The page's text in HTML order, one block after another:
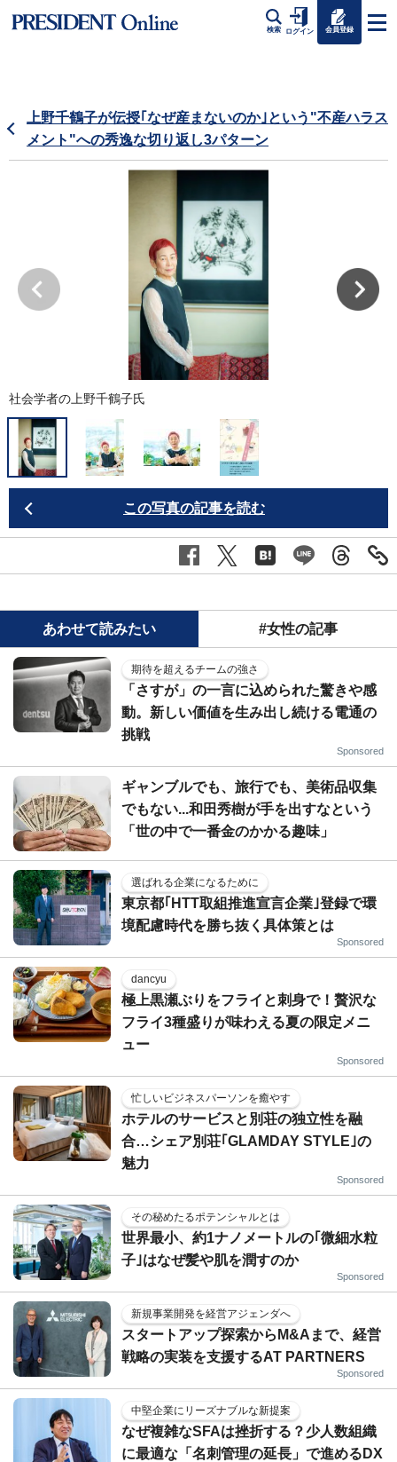
検索 ログイン 会員登録
上野千鶴子が伝授｢なぜ産まないのか｣という"不産ハラス
メント"への秀逸な切り返し3パターン
社会学者の上野千鶴子氏
この写真の記事を読む
あわせて読みたい #女性の記事
期待を超えるチームの強さ
「さすが」の一言に込められた驚きや感
動。新しい価値を生み出し続ける電通の
挑戦
Sponsored
ギャンブルでも、旅行でも、美術品収集
でもない...和田秀樹が手を出すなという
「世の中で一番金のかかる趣味」
選ばれる企業になるために
東京都｢HTT取組推進宣言企業｣登録で環
境配慮時代を勝ち抜く具体策とは
Sponsored
dancyu
極上黒瀬ぶりをフライと刺身で！贅沢な
フライ3種盛りが味わえる夏の限定メニ
ュー
Sponsored
忙しいビジネスパーソンを癒やす
ホテルのサービスと別荘の独立性を融
合…シェア別荘｢GLAMDAY STYLE｣の
魅力
Sponsored
その秘めたるポテンシャルとは
世界最小、約1ナノメートルの｢微細水粒
子｣はなぜ髪や肌を潤すのか
Sponsored
新規事業開発を経営アジェンダへ
スタートアップ探索からM&Aまで、経営
戦略の実装を支援するAT PARTNERS
Sponsored
中堅企業にリーズナブルな新提案
なぜ複雑なSFAは挫折する？少人数組織
に最適な「名刺管理の延長」で進めるDX